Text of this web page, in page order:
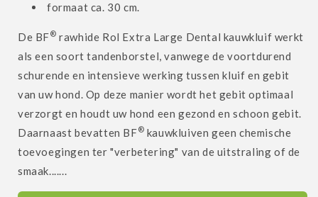
formaat ca. 30 cm.
De BF® rawhide Rol Extra Large Dental kauwkluif werkt
als een soort tandenborstel, vanwege de voortdurend
schurende en intensieve werking tussen kluif en gebit
van uw hond. Op deze manier wordt het gebit optimaal
verzorgt en houdt uw hond een gezond en schoon gebit.
Daarnaast bevatten BF® kauwkluiven geen chemische
toevoegingen ter "verbetering" van de uitstraling of de
smaak.......